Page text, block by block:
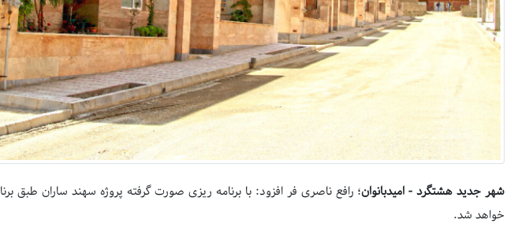
شهر جدید هشتگرد - امیدبانوان؛ رافع ناصری فر افزود: با برنامه ریزی صورت گرفته پروژه سهند ساران طبق
خواهد شد.